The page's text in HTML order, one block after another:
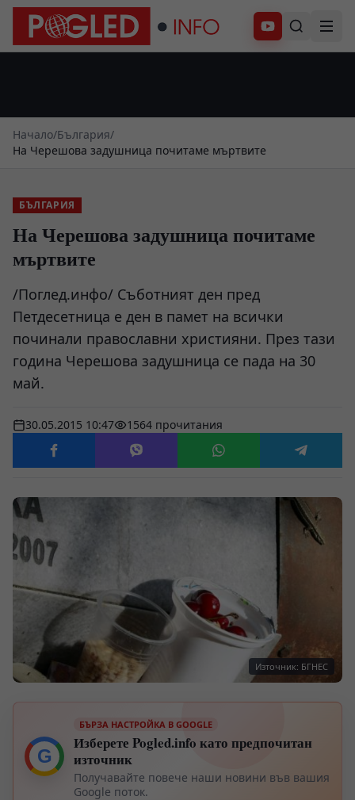
Абонирай се
Начало/България/
На Черешова задушница почитаме мъртвите
БЪЛГАРИЯ
На Черешова задушница почитаме
мъртвите
/Поглед.инфо/ Съботният ден пред
Петдесетница е ден в памет на всички
починали православни християни. През тази
година Черешова задушница се пада на 30
май.
30.05.2015 10:47 1564 прочитания
Източник: БГНЕС
G
БЪРЗА НАСТРОЙКА В GOOGLE
Изберете Pogled.info като предпочитан
източник
Получавайте повече наши новини във вашия
Google поток.